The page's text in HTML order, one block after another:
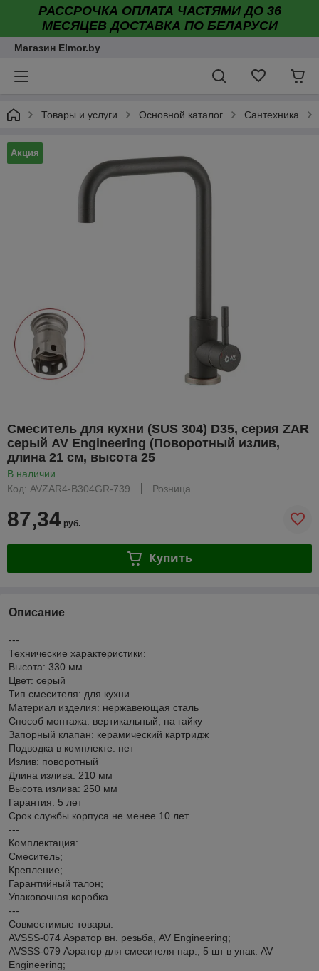
РАССРОЧКА ОПЛАТА ЧАСТЯМИ ДО 36
МЕСЯЦЕВ ДОСТАВКА ПО БЕЛАРУСИ
Магазин Elmor.by
Товары и услуги Основной каталог Сантехника
Акция
Смеситель для кухни (SUS 304) D35, серия ZAR
серый AV Engineering (Поворотный излив,
длина 21 см, высота 25
В наличии
Код: AVZAR4-B304GR-739
Розница
87,34 руб.
Купить
Описание
---
Технические характеристики:
Высота: 330 мм
Цвет: серый
Тип смесителя: для кухни
Материал изделия: нержавеющая сталь
Способ монтажа: вертикальный, на гайку
Запорный клапан: керамический картридж
Подводка в комплекте: нет
Излив: поворотный
Длина излива: 210 мм
Высота излива: 250 мм
Гарантия: 5 лет
Срок службы корпуса не менее 10 лет
---
Комплектация:
Смеситель;
Крепление;
Гарантийный талон;
Упаковочная коробка.
---
Совместимые товары:
AVSSS-074 Аэратор вн. резьба, AV Engineering;
AVSSS-079 Аэратор для смесителя нар., 5 шт в упак. AV
Engineering;